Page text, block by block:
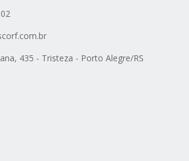
435 - Tristeza - Porto Alegre/RS